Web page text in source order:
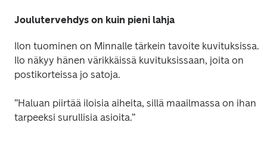
Joulutervehdys on kuin pieni lahja
Ilon tuominen on Minnalle tärkein tavoite kuvituksissa.
Ilo näkyy hänen värikkäissä kuvituksissaan, joita on
postikorteissa jo satoja.
”Haluan piirtää iloisia aiheita, sillä maailmassa on ihan
tarpeeksi surullisia asioita.”